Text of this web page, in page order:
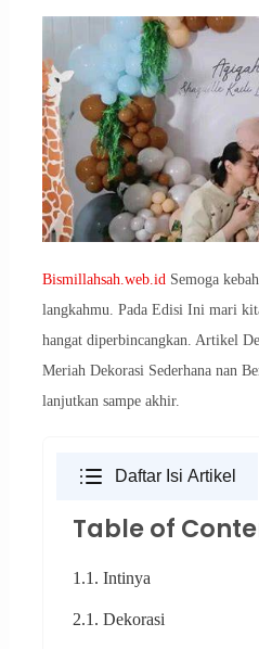
Bismillahsah.web.id Semoga
langkahmu. Pada Edisi Ini mari
hangat diperbincangkan. Artikel
Meriah Dekorasi Sederhana nan
lanjutkan sampe akhir.
Daftar Isi Artikel
Table of
1.1. Intinya
2.1. Dekorasi